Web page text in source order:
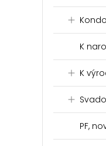
K
K
PF,